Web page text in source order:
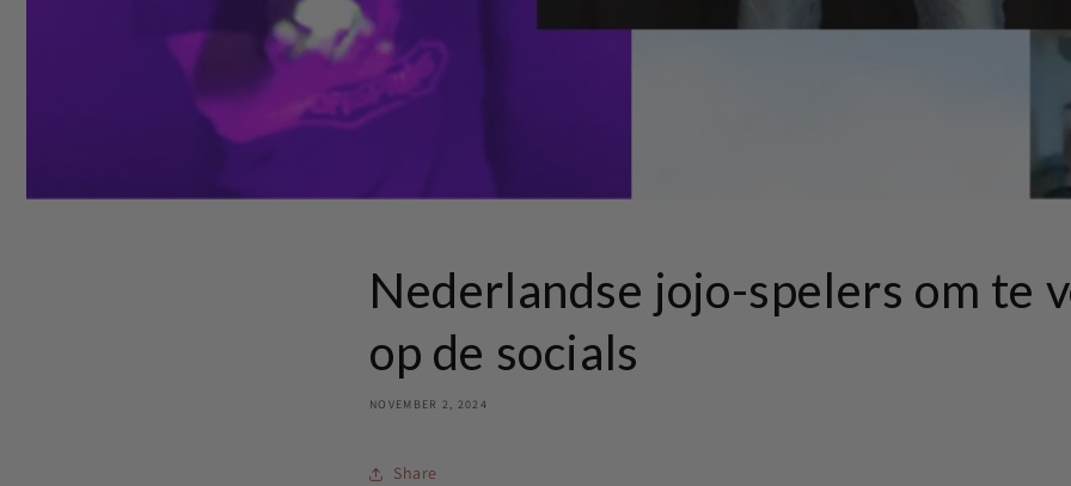
Nederlandse jojo-spelers om te
op de socials
NOVEMBER 2, 2024
Share